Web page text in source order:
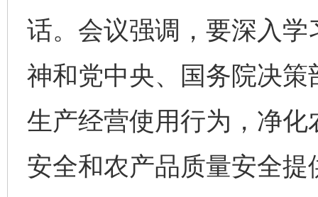
话。会议强调，要深入
神和党中央、国务院决
生产经营使用行为，净
安全和农产品质量安全提